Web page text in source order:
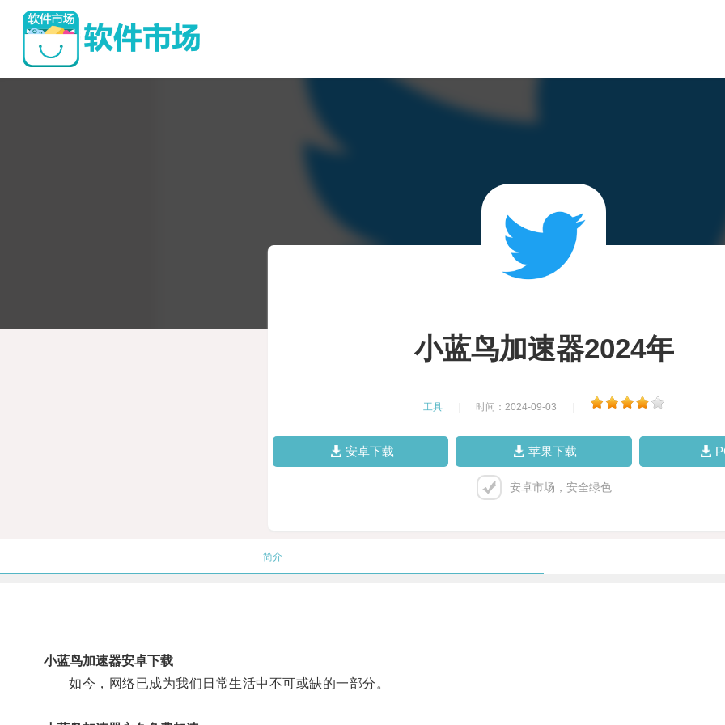
小蓝鸟加速器2024年
工具 时间：2024-09-03
安卓下载 苹果下载
安卓市场，安全绿色
简介
小蓝鸟加速器安卓下载
如今，网络已成为我们日常生活中不可或缺的一部分。